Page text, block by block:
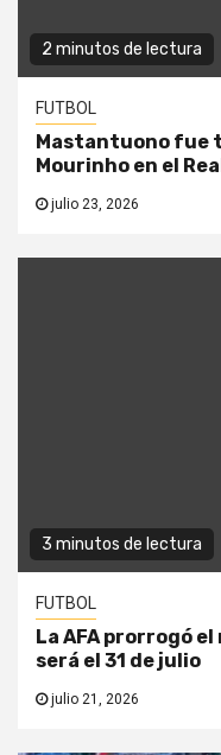
2 minutos de lectura
FUTBOL
Mastantuono fue
Mourinho en el
julio 23, 2026
3 minutos de lectura
FUTBOL
La AFA prorrogó
será el 31 de julio
julio 21, 2026